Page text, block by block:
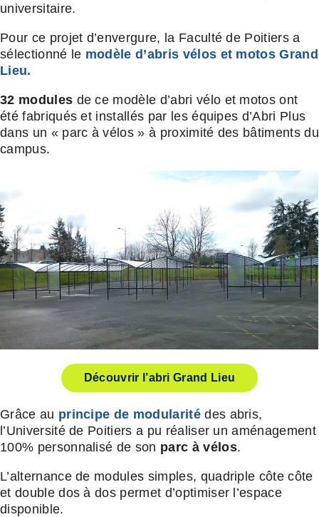
universitaire.
Pour ce projet d’envergure, la Faculté de Poitiers a
sélectionné le modèle d’abris vélos et motos Grand
Lieu.
32 modules de ce modèle d’abri vélo et motos ont
été fabriqués et installés par les équipes d’Abri Plus
dans un « parc à vélos » à proximité des bâtiments du
campus.
Découvrir l’abri Grand Lieu
Grâce au principe de modularitédes abris,
l’Université de Poitiers a pu réaliser un aménagement
100% personnalisé de son parc à vélos.
L’alternance de modules simples, quadriple côte côte
et double dos à dos permet d’optimiser l’espace
disponible.